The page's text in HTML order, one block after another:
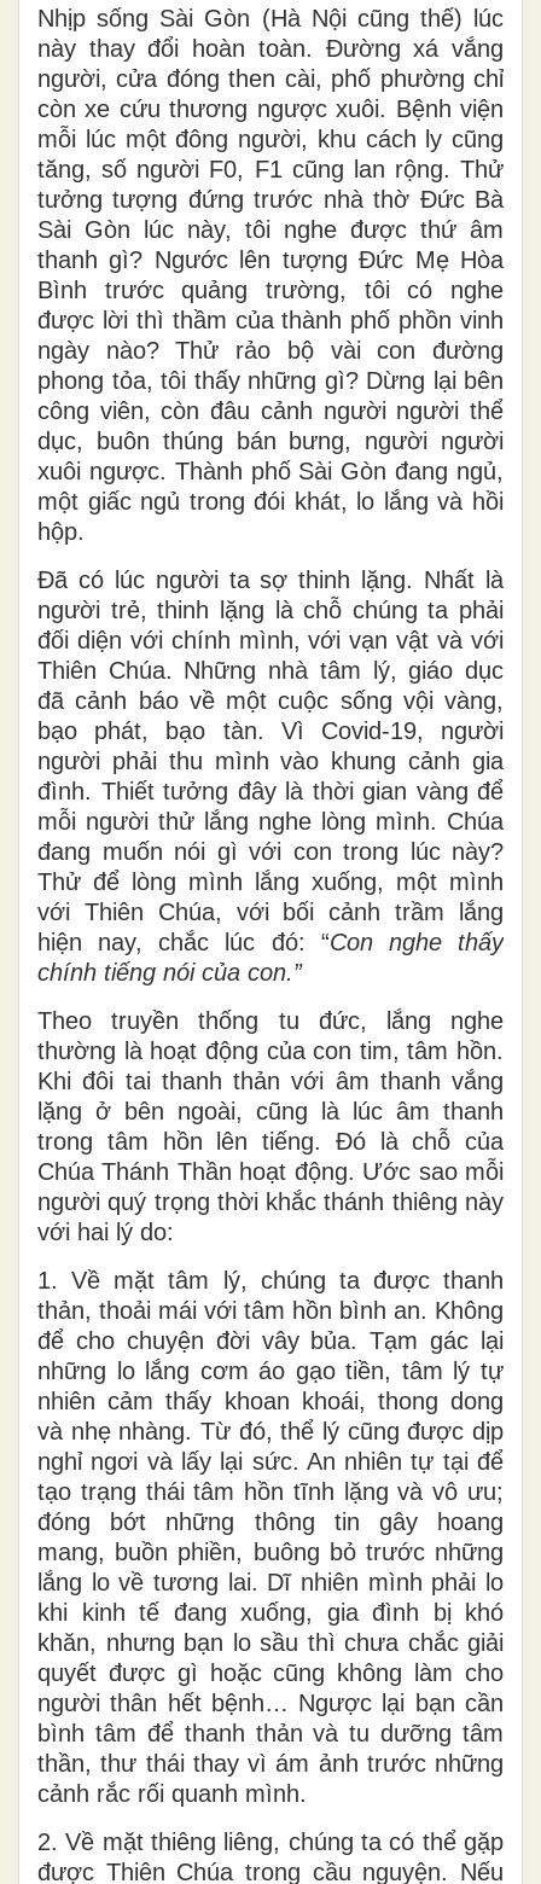
Nhịp sống Sài Gòn (Hà Nội cũng thế) lúc
này thay đổi hoàn toàn. Đường xá vắng
người, cửa đóng then cài, phố phường chỉ
còn xe cứu thương ngược xuôi. Bệnh viện
mỗi lúc một đông người, khu cách ly cũng
tăng, số người F0, F1 cũng lan rộng. Thử
tưởng tượng đứng trước nhà thờ Đức Bà
Sài Gòn lúc này, tôi nghe được thứ âm
thanh gì? Ngước lên tượng Đức Mẹ Hòa
Bình trước quảng trường, tôi có nghe
được lời thì thầm của thành phố phồn vinh
ngày nào? Thử rảo bộ vài con đường
phong tỏa, tôi thấy những gì? Dừng lại bên
công viên, còn đâu cảnh người người thể
dục, buôn thúng bán bưng, người người
xuôi ngược. Thành phố Sài Gòn đang ngủ,
một giấc ngủ trong đói khát, lo lắng và hồi
hộp.
Đã có lúc người ta sợ thinh lặng. Nhất là
người trẻ, thinh lặng là chỗ chúng ta phải
đối diện với chính mình, với vạn vật và với
Thiên Chúa. Những nhà tâm lý, giáo dục
đã cảnh báo về một cuộc sống vội vàng,
bạo phát, bạo tàn. Vì Covid-19, người
người phải thu mình vào khung cảnh gia
đình. Thiết tưởng đây là thời gian vàng để
mỗi người thử lắng nghe lòng mình. Chúa
đang muốn nói gì với con trong lúc này?
Thử để lòng mình lắng xuống, một mình
với Thiên Chúa, với bối cảnh trầm lắng
hiện nay, chắc lúc đó: “Con nghe thấy
chính tiếng nói của con.”
Theo truyền thống tu đức, lắng nghe
thường là hoạt động của con tim, tâm hồn.
Khi đôi tai thanh thản với âm thanh vắng
lặng ở bên ngoài, cũng là lúc âm thanh
trong tâm hồn lên tiếng. Đó là chỗ của
Chúa Thánh Thần hoạt động. Ước sao mỗi
người quý trọng thời khắc thánh thiêng này
với hai lý do:
1. Về mặt tâm lý, chúng ta được thanh
thản, thoải mái với tâm hồn bình an. Không
để cho chuyện đời vây bủa. Tạm gác lại
những lo lắng cơm áo gạo tiền, tâm lý tự
nhiên cảm thấy khoan khoái, thong dong
và nhẹ nhàng. Từ đó, thể lý cũng được dịp
nghỉ ngơi và lấy lại sức. An nhiên tự tại để
tạo trạng thái tâm hồn tĩnh lặng và vô ưu;
đóng bớt những thông tin gây hoang
mang, buồn phiền, buông bỏ trước những
lắng lo về tương lai. Dĩ nhiên mình phải lo
khi kinh tế đang xuống, gia đình bị khó
khăn, nhưng bạn lo sầu thì chưa chắc giải
quyết được gì hoặc cũng không làm cho
người thân hết bệnh… Ngược lại bạn cần
bình tâm để thanh thản và tu dưỡng tâm
thần, thư thái thay vì ám ảnh trước những
cảnh rắc rối quanh mình.
2. Về mặt thiêng liêng, chúng ta có thể gặp
được Thiên Chúa trong cầu nguyện. Nếu